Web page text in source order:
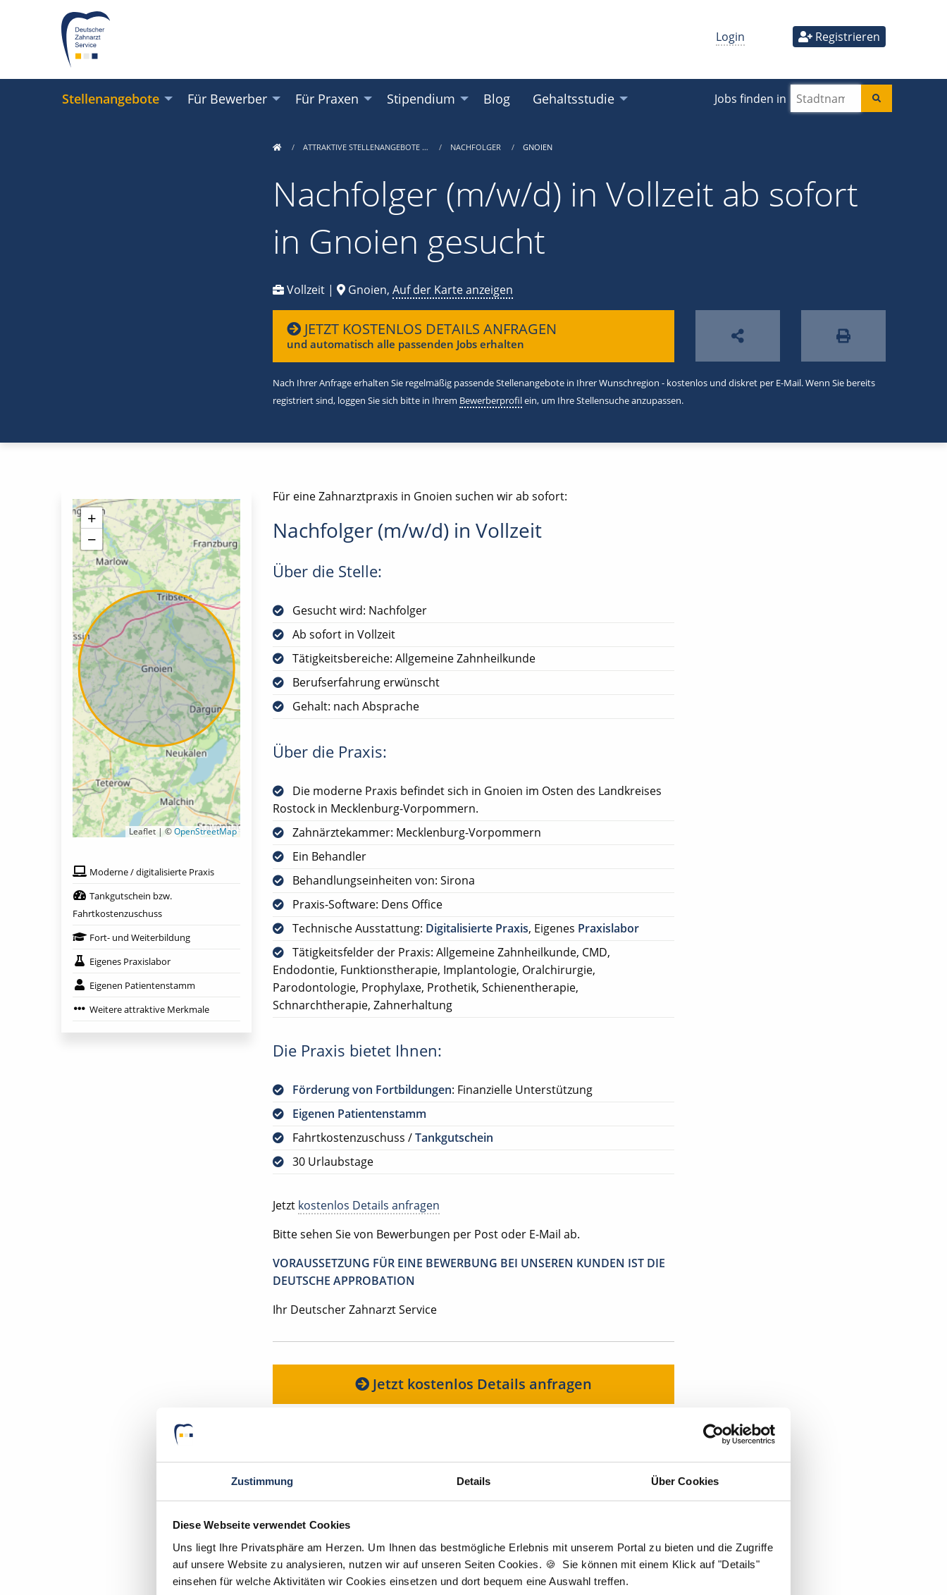
Zustimmung Details Über Cookies
Diese Webseite verwendet Cookies
Uns liegt Ihre Privatsphäre am Herzen. Um Ihnen das bestmögliche Erlebnis mit unserem Portal zu bieten und die Zugriffe
auf unsere Website zu analysieren, nutzen wir auf unseren Seiten Cookies. 🍪 Sie können mit einem Klick auf "Details"
einsehen für welche Aktivitäten wir Cookies einsetzen und dort bequem eine Auswahl treffen.
Login Registrieren
Stellenangebote Für Bewerber Für Praxen Stipendium Blog Gehaltsstudie Jobs finden in
ATTRAKTIVE STELLENANGEBOTE … NACHFOLGER GNOIEN
Nachfolger (m/w/d) in Vollzeit ab sofort
in Gnoien gesucht
Vollzeit | Gnoien, Auf der Karte anzeigen
JETZT KOSTENLOS DETAILS ANFRAGEN
und automatisch alle passenden Jobs erhalten
Nach Ihrer Anfrage erhalten Sie regelmäßig passende Stellenangebote in Ihrer Wunschregion - kostenlos und diskret per E-Mail. Wenn Sie bereits
registriert sind, loggen Sie sich bitte in Ihrem Bewerberprofilein, um Ihre Stellensuche anzupassen.
Für eine Zahnarztpraxis in Gnoien suchen wir ab sofort:
Nachfolger (m/w/d) in Vollzeit
Über die Stelle:
Gesucht wird: Nachfolger
Ab sofort in Vollzeit
Tätigkeitsbereiche: Allgemeine Zahnheilkunde
Berufserfahrung erwünscht
Gehalt: nach Absprache
Über die Praxis:
Die moderne Praxis befindet sich in Gnoien im Osten des Landkreises
Rostock in Mecklenburg-Vorpommern.
Zahnärztekammer: Mecklenburg-Vorpommern
Ein Behandler
Behandlungseinheiten von: Sirona
Praxis-Software: Dens Office
Technische Ausstattung: Digitalisierte Praxis, Eigenes Praxislabor
Tätigkeitsfelder der Praxis: Allgemeine Zahnheilkunde, CMD,
Endodontie, Funktionstherapie, Implantologie, Oralchirurgie,
Parodontologie, Prophylaxe, Prothetik, Schienentherapie,
Schnarchtherapie, Zahnerhaltung
Die Praxis bietet Ihnen:
Förderung von Fortbildungen: Finanzielle Unterstützung
Eigenen Patientenstamm
Fahrtkostenzuschuss /Tankgutschein
30 Urlaubstage
Jetzt kostenlos Details anfragen
Bitte sehen Sie von Bewerbungen per Post oder E-Mail ab.
VORAUSSETZUNG FÜR EINE BEWERBUNG BEI UNSEREN KUNDEN IST DIE
DEUTSCHE APPROBATION
Ihr Deutscher Zahnarzt Service
Jetzt kostenlos Details anfragen
In wenigen Schritten zu Ihrer Traumstelle - so geht's:
+
−
Leaflet | ©OpenStreetMap
Moderne / digitalisierte Praxis
Tankgutschein bzw.
Fahrtkostenzuschuss
Fort- und Weiterbildung
Eigenes Praxislabor
Eigenen Patientenstamm
Weitere attraktive Merkmale